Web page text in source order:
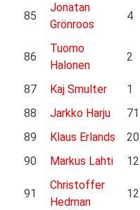
85
Jonatan
Grönroos
4
86
Tuomo
Halonen
2
87 Kaj Smulter 1
88
Jarkko Harju 71
89
Klaus Erlands 20
90
Markus Lahti 12
91
Christoffer
Hedman
12